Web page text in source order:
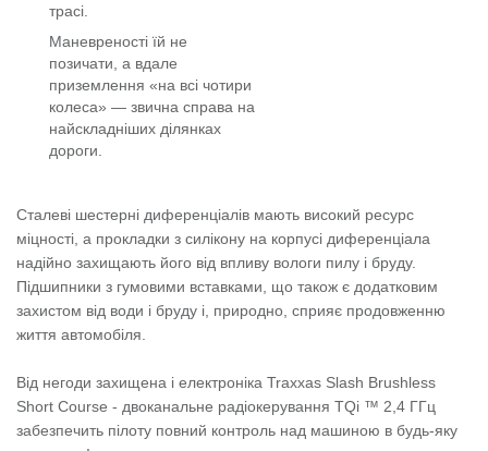
трасі.
Маневреності їй не
позичати, а вдале
приземлення «на всі чотири
колеса» — звична справа на
найскладніших ділянках
дороги.
Сталеві шестерні диференціалів мають високий ресурс
міцності, а прокладки з силікону на корпусі диференціала
надійно захищають його від впливу вологи пилу і бруду.
Підшипники з гумовими вставками, що також є додатковим
захистом від води і бруду і, природно, сприяє продовженню
життя автомобіля.
Від негоди захищена і електроніка Traxxas Slash Brushless
Short Course - двоканальне радіокерування TQi ™ 2,4 ГГц
забезпечить пілоту повний контроль над машиною в будь-яку